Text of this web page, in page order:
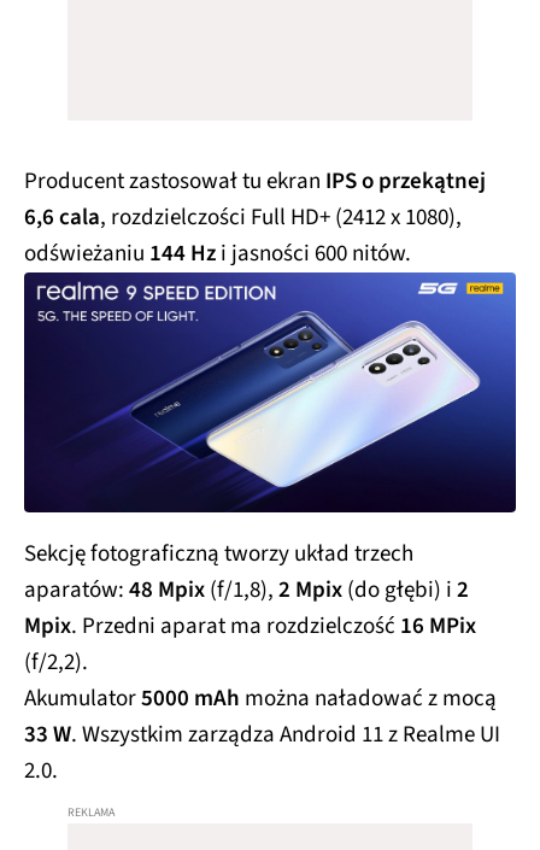
Producent zastosował tu ekran IPS o przekątnej
6,6 cala, rozdzielczości Full HD+ (2412 x 1080),
odświeżaniu 144 Hzi jasności 600 nitów.
Sekcję fotograficzną tworzy układ trzech
aparatów:48 Mpix(f/1,8),2 Mpix(do głębi) i2
Mpix. Przedni aparat ma rozdzielczość 16 MPix
(f/2,2).
Akumulator5000 mAh można naładować z mocą
33 W. Wszystkim zarządza Android 11 z Realme UI
2.0.